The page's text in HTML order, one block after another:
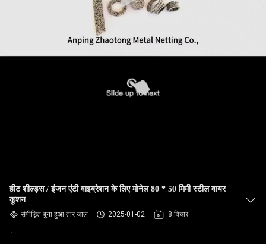
हीट शील्ड्स / इंजन एंटी वाइब्रेशन के लिए मोनेल 80 * 50 मिमी स्टील वायर
कुशन
संपीड़ित बुना हुआ तार जाल 2025-01-02 8 विचार